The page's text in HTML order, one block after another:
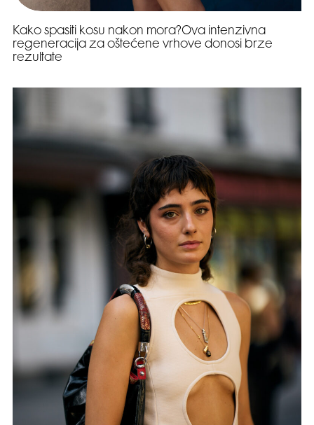
Kako spasiti kosu nakon mora?Ova intenzivna
regeneracija za oštećene vrhove donosi brze
rezultate